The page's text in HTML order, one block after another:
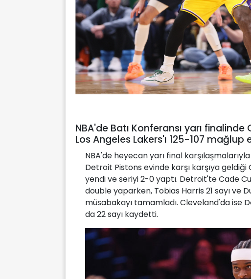
NBA'de Batı Konferansı yarı
Los Angeles Lakers'ı 125-107
NBA'de heyecan yarı final
Detroit Pistons evinde karşı karşıya
yendi ve seriyi 2-0 yaptı. Detroit'te Cade
double yaparken, Tobias Harris 21 sayı ve
müsabakayı tamamladı. Cleveland'da ise
da 22 sayı kaydetti.